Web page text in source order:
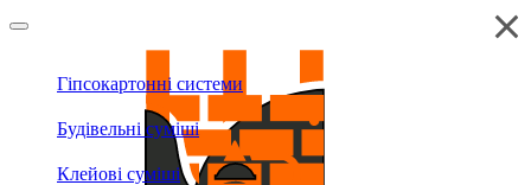
Гіпсокартонні системи
Будівельні суміші
Клейові суміші